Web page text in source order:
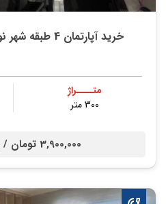
خرید آپارتمان 4 طبقه شهر نور کلید نخورده و نوساز
متــــراژ
300 متر
3,900,000 تومان /